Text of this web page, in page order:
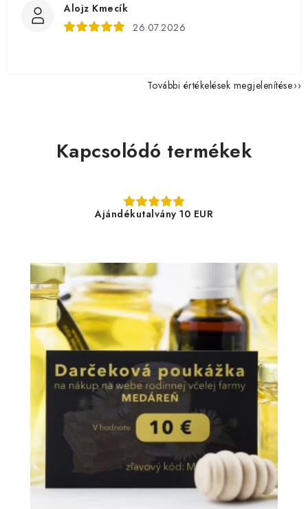
Alojz Kmecík
26.07.2026
További értékelések megjelenítése
Kapcsolódó termékek
Ajándékutalvány 10 EUR